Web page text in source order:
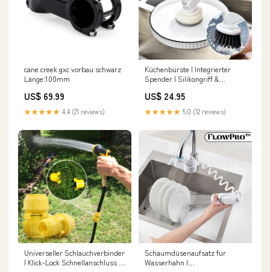
cane creek gxc vorbau schwarz
Länge:100mm
US$ 69.99
★★★★★ 4.4 (21 reviews)
Küchenbürste | Integrierter
Spender | Silikongriff &
Hygienische Reinigung
Farbe:Grün
US$ 24.95
★★★★★ 5.0 (12 reviews)
Universeller Schlauchverbinder
| Klick-Lock Schnellanschluss |
Schaumdüsenaufsatz für
Wasserhahn |